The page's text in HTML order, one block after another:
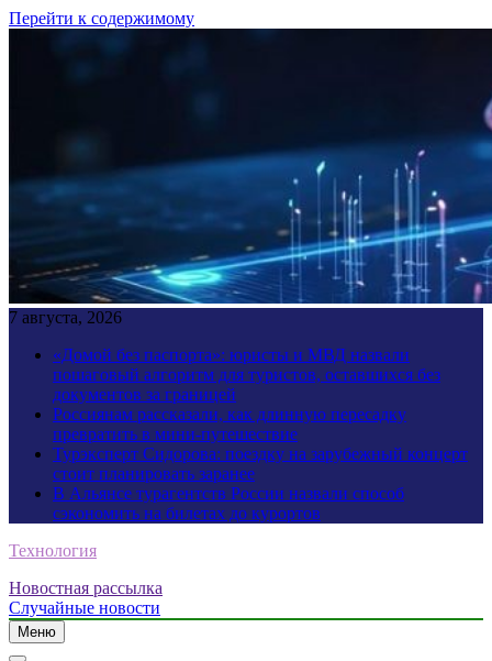
Перейти к содержимому
7 августа, 2026
«Домой без паспорта»: юристы и МВД назвали
пошаговый алгоритм для туристов, оставшихся без
документов за границей
Россиянам рассказали, как длинную пересадку
превратить в мини-путешествие
Турэксперт Сидорова: поездку на зарубежный концерт
стоит планировать заранее
В Альянсе турагентств России назвали способ
сэкономить на билетах до курортов
Технология
Новостная рассылка
Случайные новости
Меню